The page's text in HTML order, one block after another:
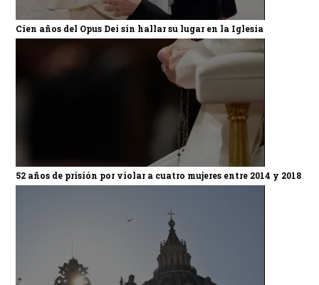
Cien años del Opus Dei sin hallar su lugar en la Iglesia
52 años de prisión por violar a cuatro mujeres entre 2014 y 2018